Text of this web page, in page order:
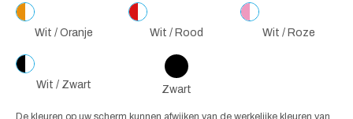
Wit / Oranje Wit / Rood Wit / Roze
Wit / Zwart Zwart